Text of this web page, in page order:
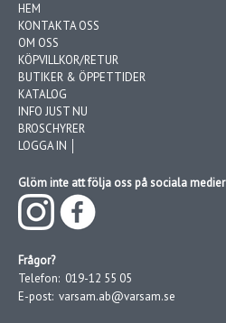
HEM
KONTAKTA OSS
OM OSS
KÖPVILLKOR/RETUR
BUTIKER & ÖPPETTIDER
KATALOG
INFO JUST NU
BROSCHYRER
LOGGA IN │
Glöm inte att följa oss på sociala medier
Frågor?
Telefon: 019-12 55 05
E-post: varsam.ab@varsam.se